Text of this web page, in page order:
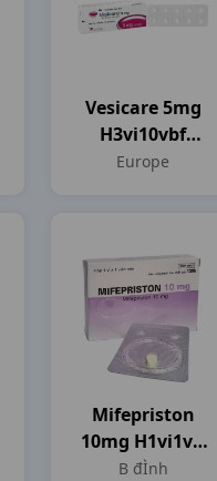
Vesicare 5mg
H3vi10vbf
Europe
Europe
Mifepriston
10mg H1vi1vn
B ĐÌnh
B đÌnh